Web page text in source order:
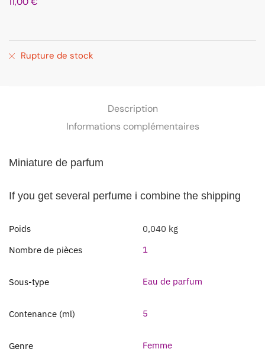
Rupture de stock
Description
Informations complémentaires
Miniature de parfum
If you get several perfume i combine the shipping
Poids
0,040 kg
Nombre de pièces
1
Sous-type Eau de parfum
Contenance (ml) 5
Genre Femme